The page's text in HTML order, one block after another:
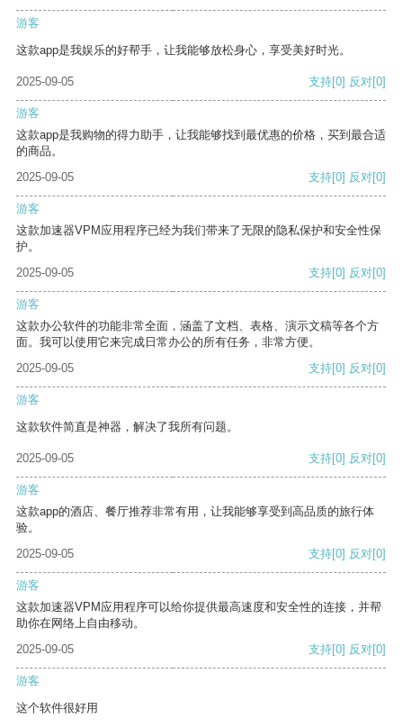
游客
这款app是我娱乐的好帮手，让我能够放松身心，享受美好时光。
2025-09-05 支持[0] 反对[0]
游客
这款app是我购物的得力助手，让我能够找到最优惠的价格，买到最合适
的商品。
2025-09-05
支持[0] 反对[0]
游客
这款加速器VPM应用程序已经为我们带来了无限的隐私保护和安全性保
护。
2025-09-05
支持[0] 反对[0]
游客
这款办公软件的功能非常全面，涵盖了文档、表格、演示文稿等各个方
面。我可以使用它来完成日常办公的所有任务，非常方便。
2025-09-05
支持[0] 反对[0]
游客
这款软件简直是神器，解决了我所有问题。
2025-09-05 支持[0] 反对[0]
游客
这款app的酒店、餐厅推荐非常有用，让我能够享受到高品质的旅行体
验。
2025-09-05
支持[0] 反对[0]
游客
这款加速器VPM应用程序可以给你提供最高速度和安全性的连接，并帮
助你在网络上自由移动。
2025-09-05
支持[0] 反对[0]
游客
这个软件很好用